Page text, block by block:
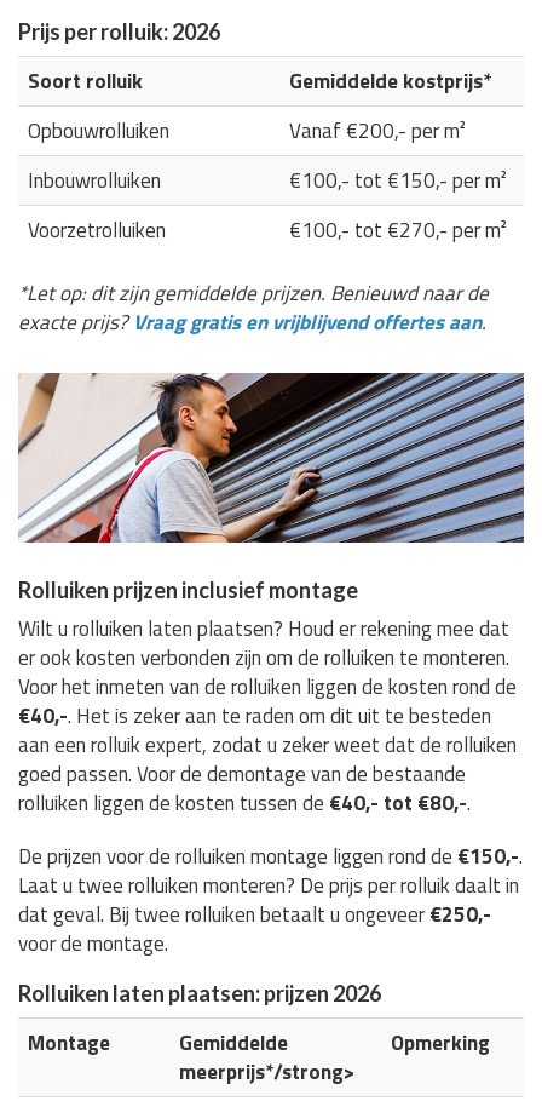
Prijs per rolluik: 2026
Soort rolluik
Gemiddelde kostprijs*
Opbouwrolluiken
Vanaf €200,- per m²
Inbouwrolluiken
€100,- tot €150,- per m²
Voorzetrolluiken
€100,- tot €270,- per m²
*Let op: dit zijn gemiddelde prijzen. Benieuwd naar de
exacte prijs?Vraag gratis en vrijblijvend offertes aan.
Rolluiken prijzen inclusief montage
Wilt u rolluiken laten plaatsen? Houd er rekening mee dat
er ook kosten verbonden zijn om de rolluiken te monteren.
Voor het inmeten van de rolluiken liggen de kosten rond de
€40,-. Het is zeker aan te raden om dit uit te besteden
aan een rolluik expert, zodat u zeker weet dat de rolluiken
goed passen. Voor de demontage van de bestaande
rolluiken liggen de kosten tussen de €40,- tot €80,-.
De prijzen voor de rolluiken montage liggen rond de €150,-.
Laat u twee rolluiken monteren? De prijs per rolluik daalt in
dat geval. Bij twee rolluiken betaalt u ongeveer€250,-
voor de montage.
Rolluiken laten plaatsen: prijzen 2026
Montage
Gemiddelde
meerprijs*/strong>
Opmerking